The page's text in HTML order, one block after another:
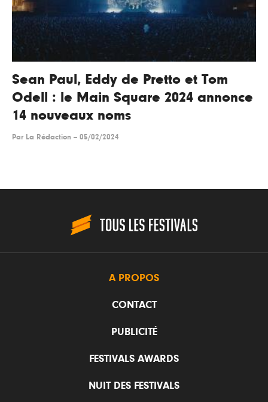
Sean Paul, Eddy de Pretto et Tom
Odell : le Main Square 2024 annonce
14 nouveaux noms
Par La Rédaction -- 05/02/2024
A PROPOS
CONTACT
PUBLICITÉ
FESTIVALS AWARDS
NUIT DES FESTIVALS